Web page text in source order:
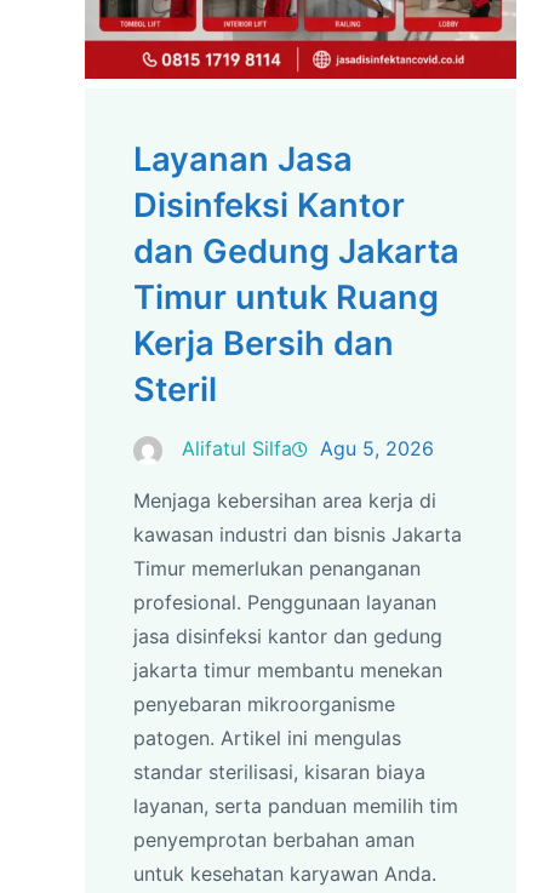
Layanan Jasa
Disinfeksi Kantor
dan Gedung Jakarta
Timur untuk Ruang
Kerja Bersih dan
Steril
Alifatul Silfa Agu 5, 2026
Menjaga kebersihan area kerja di
kawasan industri dan bisnis Jakarta
Timur memerlukan penanganan
profesional. Penggunaan layanan
jasa disinfeksi kantor dan gedung
jakarta timur membantu menekan
penyebaran mikroorganisme
patogen. Artikel ini mengulas
standar sterilisasi, kisaran biaya
layanan, serta panduan memilih tim
penyemprotan berbahan aman
untuk kesehatan karyawan Anda.